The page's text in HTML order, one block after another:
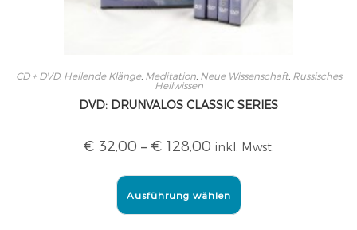
CD + DVD, Hellende Klänge, Meditation, Neue Wissenschaft, Russisches
Heilwissen
DVD: DRUNVALOS CLASSIC SERIES
€ 32,00 – € 128,00 inkl. Mwst.
Ausführung wählen